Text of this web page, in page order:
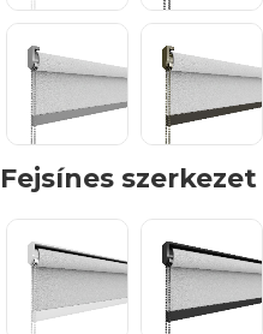
Fejsínes szerkezet